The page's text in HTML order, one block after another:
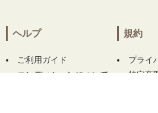
New Balance golf ゴルフシュー
[UG2500BA]】
をお買い上げ!!
います！
ヘルプ
ご利用ガイド
コンディションについて
規約
プライ
特定商